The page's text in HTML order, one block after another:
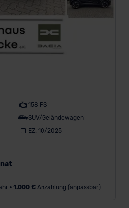
158 PS
SUV/Geländewagen
EZ: 10/2025
• 1.000 €Anzahlung (anpassbar)